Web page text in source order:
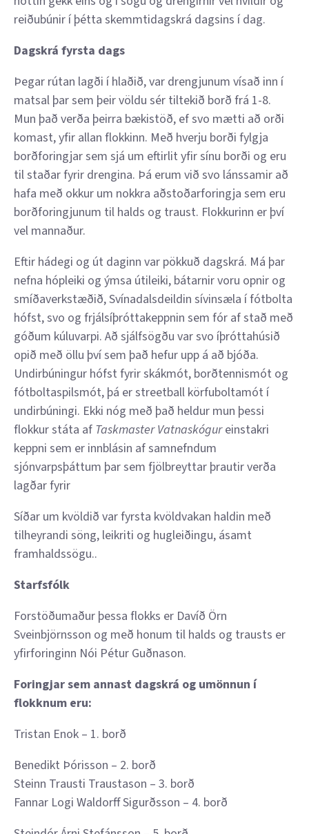
reiðubúnir í þétta skemmtidagskrá dagsins í dag.
Dagskrá fyrsta dags
Þegar rútan lagði í hlaðið, var drengjunum vísað inn í
matsal þar sem þeir völdu sér tiltekið borð frá 1-8.
Mun það verða þeirra bækistöð, ef svo mætti að orði
komast, yfir allan flokkinn. Með hverju borði fylgja
borðforingjar sem sjá um eftirlit yfir sínu borði og eru
til staðar fyrir drengina. Þá erum við svo lánssamir að
hafa með okkur um nokkra aðstoðarforingja sem eru
borðforingjunum til halds og traust. Flokkurinn er því
vel mannaður.
Eftir hádegi og út daginn var pökkuð dagskrá. Má þar
nefna hópleiki og ýmsa útileiki, bátarnir voru opnir og
smíðaverkstæðið, Svínadalsdeildin sívinsæla í fótbolta
hófst, svo og frjálsíþróttakeppnin sem fór af stað með
góðum kúluvarpi. Að sjálfsögðu var svo íþróttahúsið
opið með öllu því sem það hefur upp á að bjóða.
Undirbúningur hófst fyrir skákmót, borðtennismót og
fótboltaspilsmót, þá er streetball körfuboltamót í
undirbúningi. Ekki nóg með það heldur mun þessi
flokkur státa af Taskmaster Vatnaskógureinstakri
keppni sem er innblásin af samnefndum
sjónvarpsþáttum þar sem fjölbreyttar þrautir verða
lagðar fyrir
Síðar um kvöldið var fyrsta kvöldvakan haldin með
tilheyrandi söng, leikriti og hugleiðingu, ásamt
framhaldssögu..
Starfsfólk
Forstöðumaður þessa flokks er Davíð Örn
Sveinbjörnsson og með honum til halds og trausts er
yfirforinginn Nói Pétur Guðnason.
Foringjar sem annast dagskrá og umönnun í
flokknum eru:
Tristan Enok – 1. borð
Benedikt Þórisson – 2. borð
Steinn Trausti Traustason – 3. borð
Fannar Logi Waldorff Sigurðsson – 4. borð